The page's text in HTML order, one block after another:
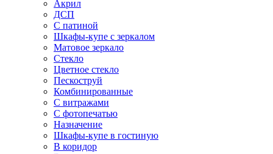
Акрил
ДСП
С патиной
Шкафы-купе с зеркалом
Матовое зеркало
Стекло
Цветное стекло
Пескоструй
Комбинированные
С витражами
С фотопечатью
Назначение
Шкафы-купе в гостиную
В коридор